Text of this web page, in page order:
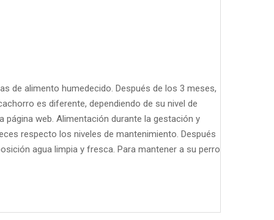
de alimento humedecido. Después de los 3 meses,
es diferente, dependiendo de su nivel de
web. Alimentación durante la gestación y
respecto los niveles de mantenimiento. Después
agua limpia y fresca. Para mantener a su perro